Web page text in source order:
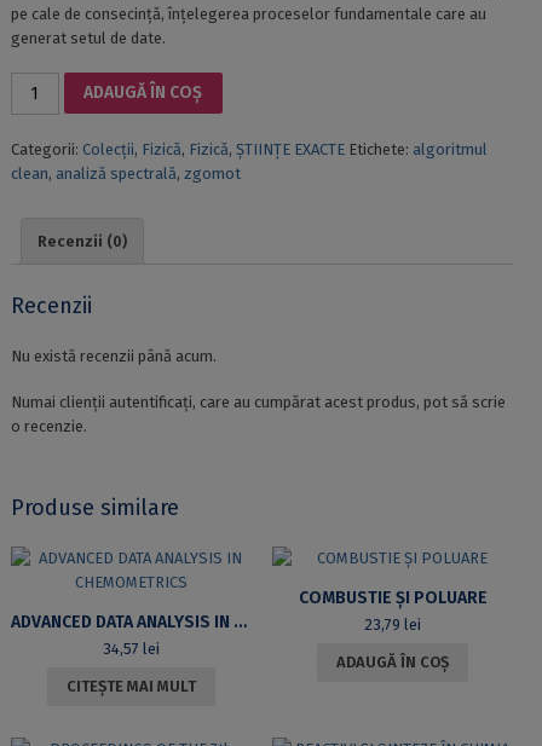
pe cale de consecinţă, înţelegerea proceselor fundamentale care au
generat setul de date.
A
SERIILOR
NATURALE
APLICAŢII
FIZICA
ŞI
A
ADAUGĂ ÎN COȘ
Categorii: Colecții, Fizică, Fizică, ȘTIINȚE EXACTE Etichete: algoritmul
clean, analiză spectrală, zgomot
Recenzii (0)
Recenzii
Nu există recenzii până acum.
Numai clienții autentificați, care au cumpărat acest produs, pot să scrie
o recenzie.
Produse similare
ADVANCED DATA ANALYSIS IN CHEMOMETRICS
34,57 lei
CITEȘTE MAI MULT
COMBUSTIE ȘI POLUARE
23,79lei
ADAUGĂ ÎN COȘ